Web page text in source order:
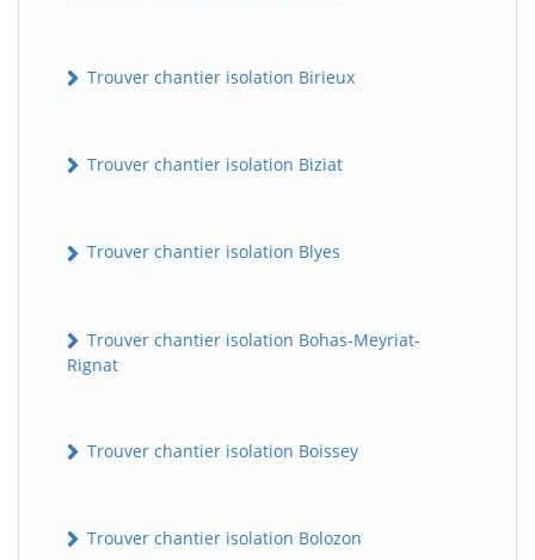
Trouver chantier isolation Birieux
Trouver chantier isolation Biziat
Trouver chantier isolation Blyes
Trouver chantier isolation Bohas-Meyriat-
Rignat
Trouver chantier isolation Boissey
Trouver chantier isolation Bolozon